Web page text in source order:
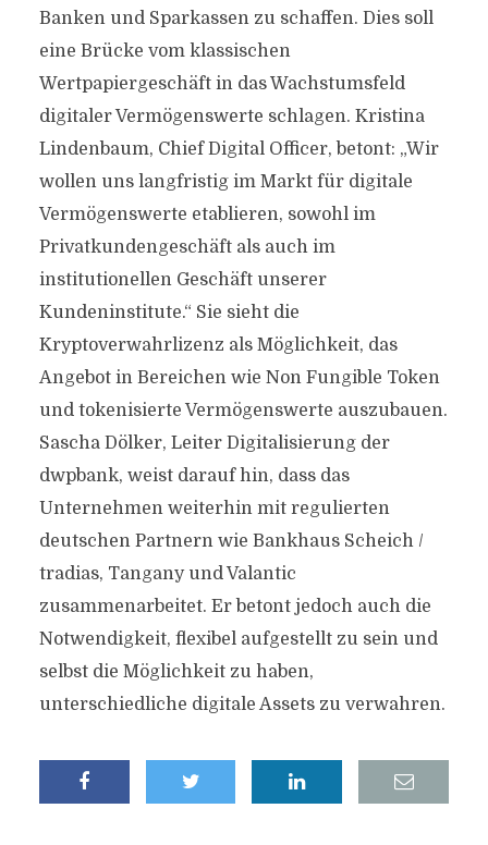
Banken und Sparkassen zu schaffen. Dies soll
eine Brücke vom klassischen
Wertpapiergeschäft in das Wachstumsfeld
digitaler Vermögenswerte schlagen. Kristina
Lindenbaum, Chief Digital Officer, betont: „Wir
wollen uns langfristig im Markt für digitale
Vermögenswerte etablieren, sowohl im
Privatkundengeschäft als auch im
institutionellen Geschäft unserer
Kundeninstitute.“ Sie sieht die
Kryptoverwahrlizenz als Möglichkeit, das
Angebot in Bereichen wie Non Fungible Token
und tokenisierte Vermögenswerte auszubauen.
Sascha Dölker, Leiter Digitalisierung der
dwpbank, weist darauf hin, dass das
Unternehmen weiterhin mit regulierten
deutschen Partnern wie Bankhaus Scheich /
tradias, Tangany und Valantic
zusammenarbeitet. Er betont jedoch auch die
Notwendigkeit, flexibel aufgestellt zu sein und
selbst die Möglichkeit zu haben,
unterschiedliche digitale Assets zu verwahren.